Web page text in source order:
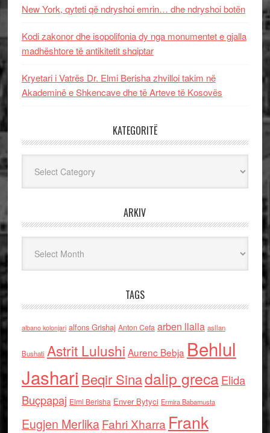
New York, qyteti që ndryshoi emrin… dhe ndryshoi botën
Kodi zakonor dhe isopolifonia dy nga monumentet e gjalla
madhështore të antikitetit shqiptar
Kryetari i Vatrës Dr. Elmi Berisha zhvilloi takim në
Akademinë e Shkencave dhe të Arteve të Kosovës
KATEGORITË
ARKIV
TAGS
albano kolonjari alfons Grishaj Anton Cefa arben llalla asllan
Bushati Astrit Lulushi Aurenc Bebja Behlul
Jashari Beqir Sinadalip grecaElida
Buçpapaj Elmi Berisha Enver Bytyci Ermira Babamusta
Eugjen MerlikaFahri Xharra Frank